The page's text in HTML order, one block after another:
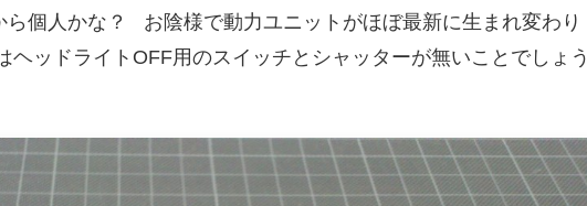
ら個人かな？ お陰様で動力ユニットがほぼ最新に生まれ変わり
ヘッドライトOFF用のスイッチとシャッターが無いことでしょう